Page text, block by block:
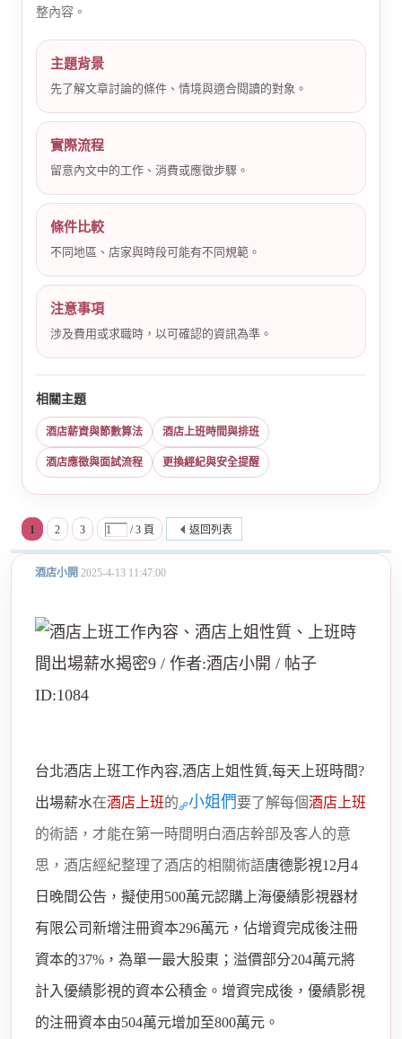
整內容。
主題背景
先了解文章討論的條件、情境與適合閱讀的對象。
實際流程
留意內文中的工作、消費或應徵步驟。
條件比較
不同地區、店家與時段可能有不同規範。
注意事項
涉及費用或求職時，以可確認的資訊為準。
相關主題
酒店薪資與節數算法 酒店上班時間與排班
酒店應徵與面試流程 更換經紀與安全提醒
1 2 3 / 3 頁 返回列表
酒店小開 2025-4-13 11:47:00
台北酒店上班工作內容,酒店上姐性質,每天上班時間?
出場薪水在酒店上班的 小姐們要了解每個酒店上班
的術語，才能在第一時間明白酒店幹部及客人的意
思，酒店經紀整理了酒店的相關術語唐德影視12月4
日晚間公告，擬使用500萬元認購上海優績影視器材
有限公司新增注冊資本296萬元，佔增資完成後注冊
資本的37%，為單一最大股東；溢價部分204萬元將
計入優績影視的資本公積金。增資完成後，優績影視
的注冊資本由504萬元增加至800萬元。